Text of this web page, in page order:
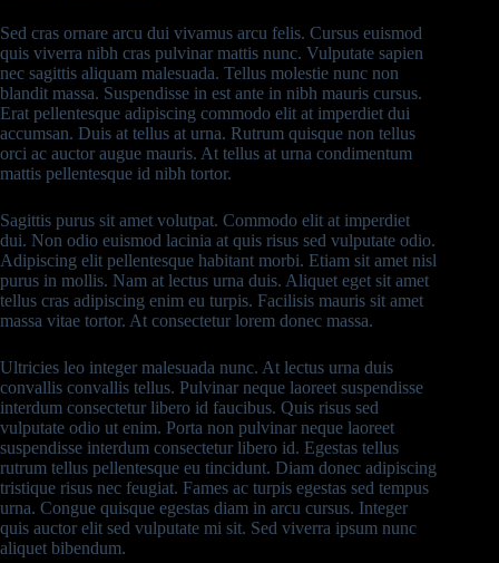
Sed cras ornare arcu dui vivamus arcu felis. Cursus euismod
quis viverra nibh cras pulvinar mattis nunc. Vulputate sapien
nec sagittis aliquam malesuada. Tellus molestie nunc non
blandit massa. Suspendisse in est ante in nibh mauris cursus.
Erat pellentesque adipiscing commodo elit at imperdiet dui
accumsan. Duis at tellus at urna. Rutrum quisque non tellus
orci ac auctor augue mauris. At tellus at urna condimentum
mattis pellentesque id nibh tortor.
Sagittis purus sit amet volutpat. Commodo elit at imperdiet
dui. Non odio euismod lacinia at quis risus sed vulputate odio.
Adipiscing elit pellentesque habitant morbi. Etiam sit amet nisl
purus in mollis. Nam at lectus urna duis. Aliquet eget sit amet
tellus cras adipiscing enim eu turpis. Facilisis mauris sit amet
massa vitae tortor. At consectetur lorem donec massa.
Ultricies leo integer malesuada nunc. At lectus urna duis
convallis convallis tellus. Pulvinar neque laoreet suspendisse
interdum consectetur libero id faucibus. Quis risus sed
vulputate odio ut enim. Porta non pulvinar neque laoreet
suspendisse interdum consectetur libero id. Egestas tellus
rutrum tellus pellentesque eu tincidunt. Diam donec adipiscing
tristique risus nec feugiat. Fames ac turpis egestas sed tempus
urna. Congue quisque egestas diam in arcu cursus. Integer
quis auctor elit sed vulputate mi sit. Sed viverra ipsum nunc
aliquet bibendum.